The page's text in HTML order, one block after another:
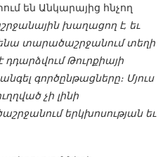
են Անկարայից հնչող
խաղացող է, եւ
տարածաշրջանում տեղի
դդարձվում Թուրքիայի
գործընթացները։ Մյուս
չի լինի
երկխոսության եւ